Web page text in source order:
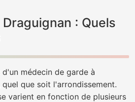
: Quels
médecin de garde à
que soit l'arrondissement.
varient en fonction de plusieurs